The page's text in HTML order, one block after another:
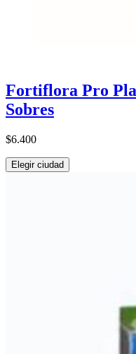
Fortiflora Pro
Sobres
$6.400
Elegir ciudad